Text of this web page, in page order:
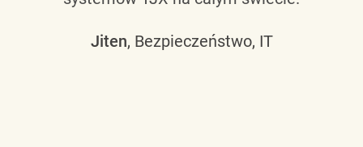
Jiten, Bezpieczeństwo, IT